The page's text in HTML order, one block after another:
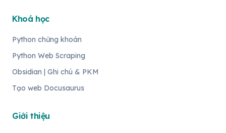
Khoá học
Python chứng khoán
Python Web Scraping
Obsidian | Ghi chú & PKM
Tạo web Docusaurus
Giới thiệu